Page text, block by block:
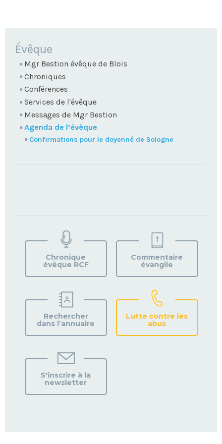
NAVIGATION
Évêque
Mgr Bestion évêque de Blois
Chroniques
Conférences
Services de l'évêque
Messages de Mgr Bestion
Agenda de l’évêque
Confirmations pour le doyenné de Sologne
VOTRE
PAROISSE
Chronique
évêque RCF
Commentaire
évangile
Rechercher
dans l’annuaire
Lutte contre les
abus
S'inscrire à la
newsletter